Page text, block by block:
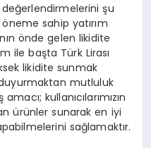
değerlendirmelerini şu
öneme sahip yatırım
önde gelen likidite
ile başta Türk Lirası
likidite sunmak
duyurmaktan mutluluk
kullanıcılarımızın
ürünler sunarak en iyi
sağlamaktır.